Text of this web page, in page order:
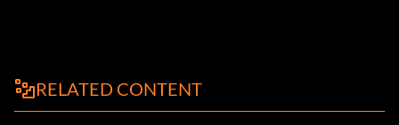
RELATED CONTENT